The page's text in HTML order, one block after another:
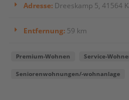
Adresse: Dreeskamp 5, 41564
Entfernung: 59 km
Premium-Wohnen Service-
Seniorenwohnungen/-wohnanlage